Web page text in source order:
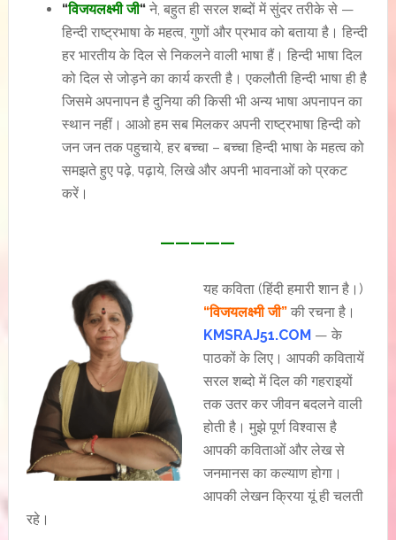
“विजयलक्ष्मी जी“ने, बहुत ही सरल शब्दों में सुंदर तरीके से —
हिन्दी राष्ट्रभाषा के महत्व, गुणों और प्रभाव को बताया है। हिन्दी
हर भारतीय के दिल से निकलने वाली भाषा हैं। हिन्दी भाषा दिल
को दिल से जोड़ने का कार्य करती है। एकलौती हिन्दी भाषा ही है
जिसमे अपनापन है दुनिया की किसी भी अन्य भाषा अपनापन का
स्थान नहीं। आओ हम सब मिलकर अपनी राष्ट्रभाषा हिन्दी को
जन जन तक पहुचाये, हर बच्चा – बच्चा हिन्दी भाषा के महत्व को
समझते हुए पढ़े, पढ़ाये, लिखे और अपनी भावनाओं को प्रकट
करें।
—————
यह कविता (हिंदी हमारी शान है।)
“विजयलक्ष्मी जी”की रचना है।
KMSRAJ51.COM— के
पाठकों के लिए। आपकी कवितायें
सरल शब्दो में दिल की गहराइयों
तक उतर कर जीवन बदलने वाली
होती है। मुझे पूर्ण विश्वास है
आपकी कविताओं और लेख से
जनमानस का कल्याण होगा।
आपकी लेखन क्रिया यूं ही चलती
रहे।